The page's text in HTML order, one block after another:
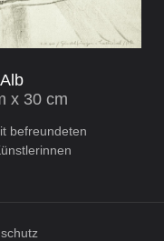
x 30 cm
befreundeten